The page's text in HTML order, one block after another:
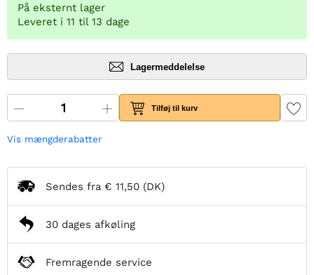
På eksternt lager
Leveret i 11 til 13 dage
Lagermeddelelse
Tilføj til kurv
Vis mængderabatter
Sendes fra € 11,50 (DK)
30 dages afkøling
Fremragende service